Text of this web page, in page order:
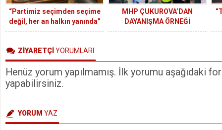
“Partimiz seçimden seçime
değil, her an halkın yanında”
MHP ÇUKUROVA’DAN
DAYANIŞMA ÖRNEĞİ
ZİYARETÇİYORUMLARI
Henüz yorum yapılmamış. İlk yorumu aşağıdaki
yapabilirsiniz.
YORUM YAZ